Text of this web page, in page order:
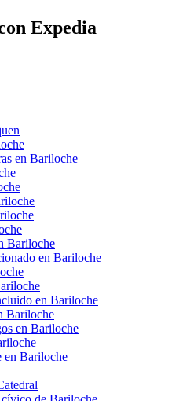
Expedia
en Bariloche
Bariloche
en Bariloche
en Bariloche
Bariloche
en Bariloche
en Bariloche